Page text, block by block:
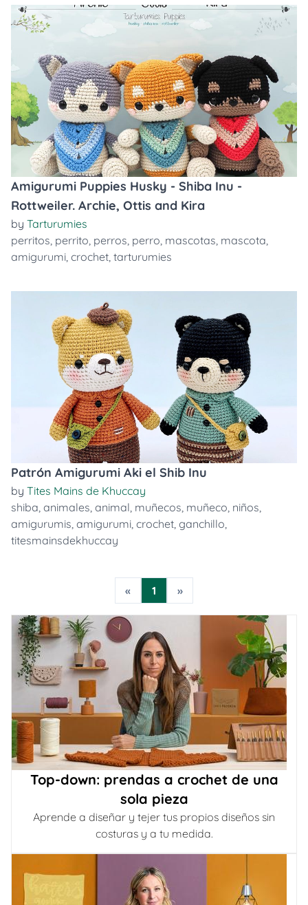
Amigurumi Puppies Husky - Shiba Inu -
Rottweiler. Archie, Ottis and Kira
by Tarturumies
perritos, perrito, perros, perro, mascotas, mascota,
amigurumi, crochet, tarturumies
Patrón Amigurumi Aki el Shib Inu
by Tites Mains de Khuccay
shiba, animales, animal, muñecos, muñeco, niños,
amigurumis, amigurumi, crochet, ganchillo,
titesmainsdekhuccay
« 1 »
Top-down: prendas a crochet de una
sola pieza
Aprende a diseñar y tejer tus propios diseños sin
costuras y a tu medida.